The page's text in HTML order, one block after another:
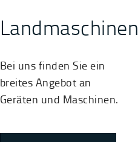
Landmaschinen
Bei uns finden Sie ein
breites Angebot an
Geräten und Maschinen.